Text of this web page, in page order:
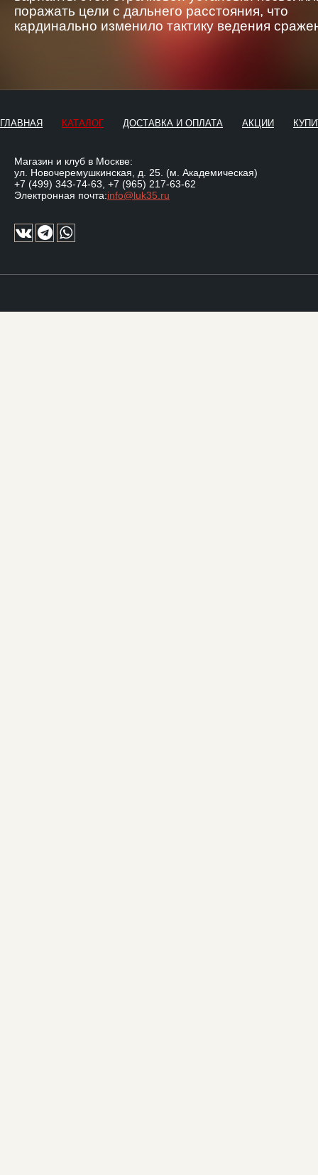
поражать цели с дальнего расстояния, что
кардинально изменило тактику ведения
ГЛАВНАЯ КАТАЛОГ ДОСТАВКА И ОПЛАТА АКЦИИ
Магазин и клуб в Москве:
ул. Новочеремушкинская, д. 25. (м. Академическая)
+7 (499) 343-74-63 +7 (965) 217-63-62
Электронная почта:info@luk35.ru